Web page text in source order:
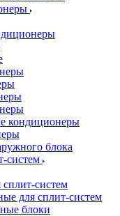
кондиционеры
блока
систем
систем
для сплит-систем
блоки